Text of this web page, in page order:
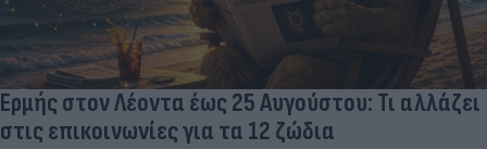
Ερμής στον Λέοντα έως 25 Αυγούστου: Τι αλλάζει
στις επικοινωνίες για τα 12 ζώδια